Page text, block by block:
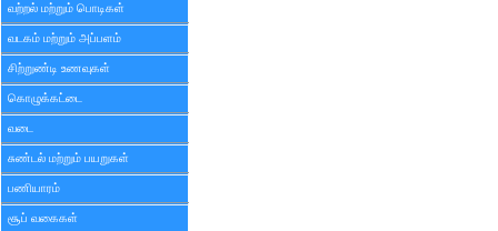
வற்றல் மற்றும் பொடிகள்
வடகம் மற்றும் அப்பளம்
சிற்றுண்டி உணவுகள்
கொழுக்கட்டை
வடை
சுண்டல் மற்றும் பயறுகள்
பணியாரம்
சூப் வகைகள்